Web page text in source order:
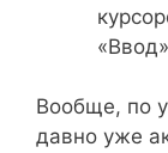
Вообще, по
давно уже